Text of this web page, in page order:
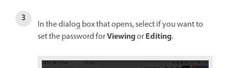
In the dialog box that opens, select if you want to
set the password forViewingorEditing.